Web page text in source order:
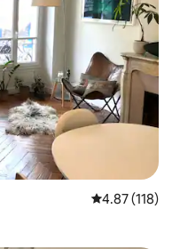
5 ರಲ್ಲಿ 4.87
4.87 (118)